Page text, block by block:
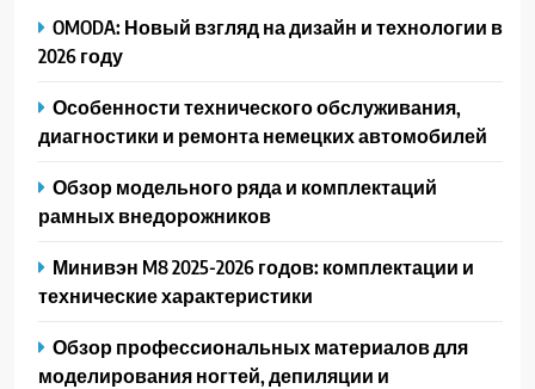
OMODA: Новый взгляд на дизайн и технологии в
2026 году
Особенности технического обслуживания,
диагностики и ремонта немецких автомобилей
Обзор модельного ряда и комплектаций
рамных внедорожников
Минивэн M8 2025-2026 годов: комплектации и
технические характеристики
Обзор профессиональных материалов для
моделирования ногтей, депиляции и